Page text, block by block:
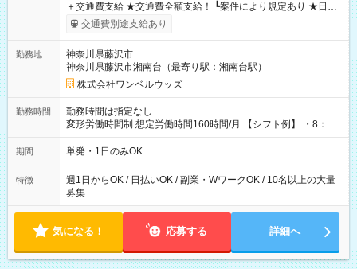
＋交通費支給 ★交通費全額支給！ ┗案件により規定あり ★日払
いOK！（規定あり） ┗働いたその日に現金GET♪ お仕事後はコ
ンビニATMから 日払い分を引き落とせます！ 【試用期間】試
交通費別途支給あり
勤務地
神奈川県藤沢市
神奈川県藤沢市湘南台（最寄り駅：湘南台駅）
株式会社ワンベルウッズ
勤務時間
勤務時間は指定なし
変形労働時間制 想定労働時間160時間/月 【シフト例】 ・8：00
～21：00
期間 単発・1日のみOK
特徴
週1日からOK / 日払いOK / 副業・WワークOK / 10名以上の大量
募集
気になる！ 応募する 詳細へ